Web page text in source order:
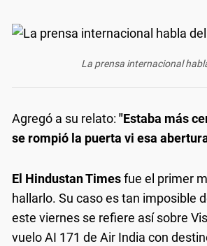
La prensa internacional
Agregó a su relato: "Estaba más
se rompió la puerta vi esa
El Hindustan Timesfue el primer
hallarlo. Su caso es tan imposible
este viernes se refiere así sobre
vuelo AI 171 de Air India con